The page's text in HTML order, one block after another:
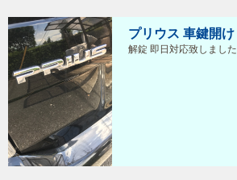
プリウス 車鍵開け
解錠 即日対応致しました